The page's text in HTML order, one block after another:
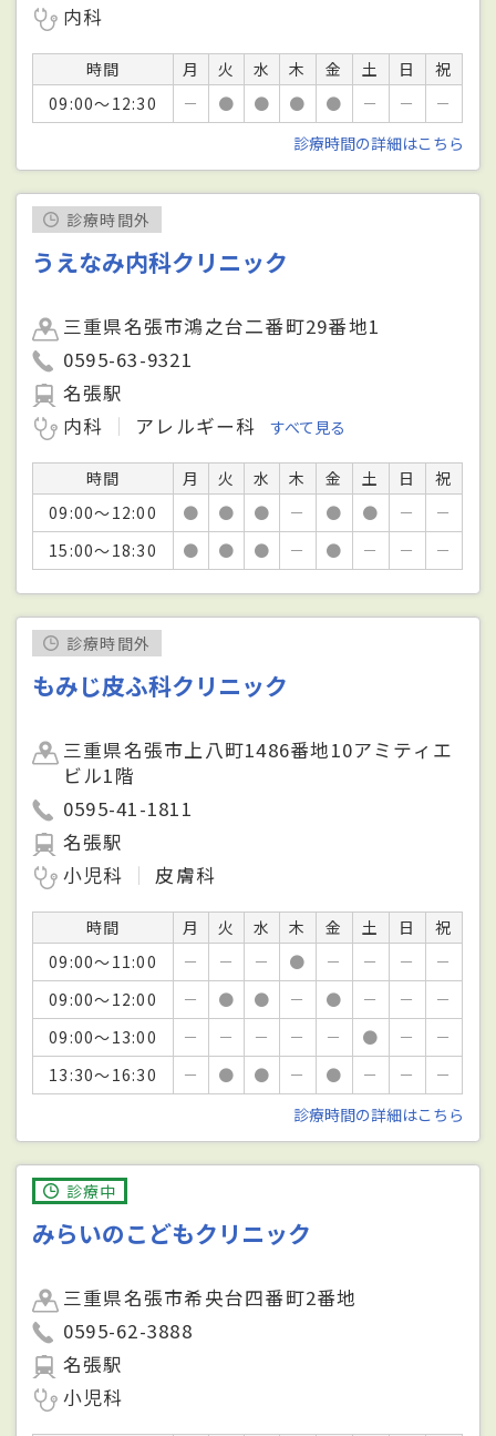
内科
時間 月 火 水 木 金 土 日
祝
09:00～12:30
－ ● ● ● ● － －
－
診療時間の詳細はこちら
診療時間外
うえなみ内科クリニック
三重県名張市鴻之台二番町29番地1
0595-63-9321
名張駅
内科
アレルギー科 すべて見る
時間 月 火 水 木 金 土 日
祝
09:00～12:00
● ● ● － ● ● －
－
15:00～18:30
● ● ● － ● － － －
診療時間外
もみじ皮ふ科クリニック
三重県名張市上八町1486番地10アミティエ
ビル1階
0595-41-1811
名張駅
小児科
皮膚科
時間 月 火 水 木 金 土 日
祝
09:00～11:00
－ － － ● － － －
－
09:00～12:00
－ ● ● － ● － －
－
09:00～13:00
－ － － － － ● －
－
13:30～16:30
－ ● ● － ● － －
－
診療時間の詳細はこちら
診療中
みらいのこどもクリニック
三重県名張市希央台四番町2番地
0595-62-3888
名張駅
小児科